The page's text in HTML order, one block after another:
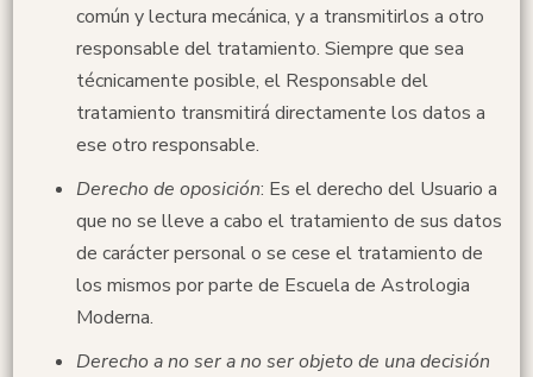
común y lectura mecánica, y a transmitirlos a otro
responsable del tratamiento. Siempre que sea
técnicamente posible, el Responsable del
tratamiento transmitirá directamente los datos a
ese otro responsable.
Derecho de oposición: Es el derecho del Usuario a
que no se lleve a cabo el tratamiento de sus datos
de carácter personal o se cese el tratamiento de
los mismos por parte de Escuela de Astrologia
Moderna.
Derecho a no sera no ser objeto de una decisión